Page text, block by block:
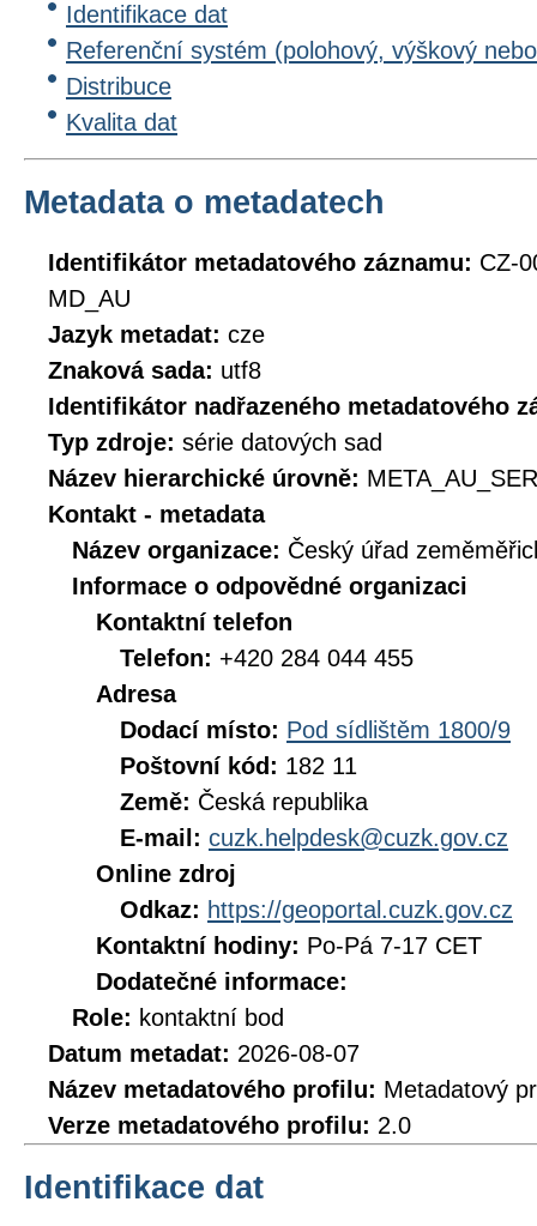
Identifikace dat
Referenční systém (polohový, výškový
Distribuce
Kvalita dat
Metadata o metadatech
Identifikátor metadatového záznamu: CZ-
MD_AU
Jazyk metadat: cze
Znaková sada: utf8
Identifikátor nadřazeného metadatového
Typ zdroje: série datových sad
Název hierarchické úrovně:
Kontakt - metadata
Název organizace: Český úřad
Informace o odpovědné organizaci
Kontaktní telefon
Telefon: +420 284 044 455
Adresa
Dodací místo: Pod sídlištěm 1800/9
Poštovní kód: 182 11
Země: Česká republika
E-mail: cuzk.helpdesk@cuzk.gov.cz
Online zdroj
Odkaz: https://geoportal.cuzk.gov.cz
Kontaktní hodiny: Po-Pá 7-17 CET
Dodatečné informace:
Role: kontaktní bod
Datum metadat: 2026-08-07
Název metadatového profilu: Metadatový
Verze metadatového profilu: 2.0
Identifikace dat